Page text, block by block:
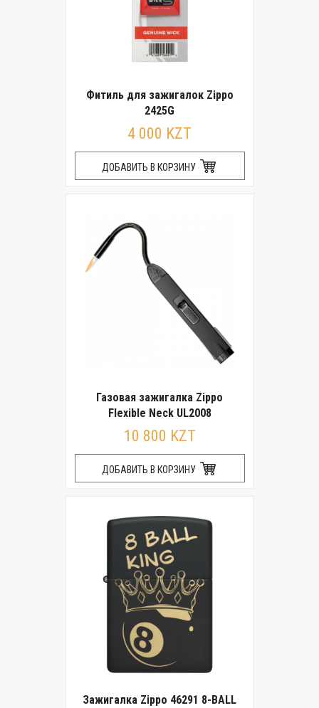
Фитиль для зажигалок Zippo
2425G
4 000 KZT
ДОБАВИТЬ В КОРЗИНУ
Газовая зажигалка Zippo
Flexible Neck UL2008
10 800 KZT
ДОБАВИТЬ В КОРЗИНУ
Зажигалка Zippo 46291 8-BALL